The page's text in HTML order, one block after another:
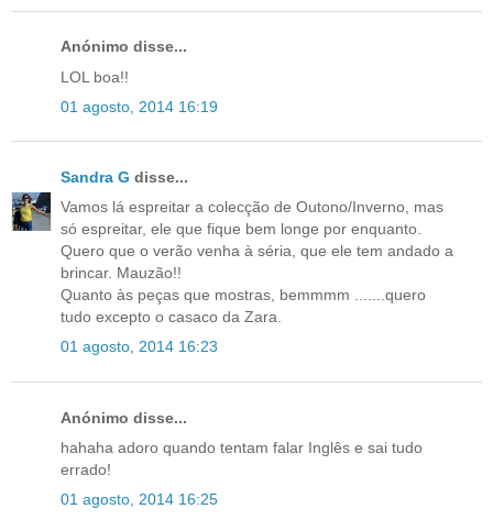
Anónimo disse...
LOL boa!!
01 agosto, 2014 16:19
Sandra G disse...
Vamos lá espreitar a colecção de Outono/Inverno, mas
só espreitar, ele que fique bem longe por enquanto.
Quero que o verão venha à séria, que ele tem andado a
brincar. Mauzão!!
Quanto às peças que mostras, bemmmm .......quero
tudo excepto o casaco da Zara.
01 agosto, 2014 16:23
Anónimo disse...
hahaha adoro quando tentam falar Inglês e sai tudo
errado!
01 agosto, 2014 16:25